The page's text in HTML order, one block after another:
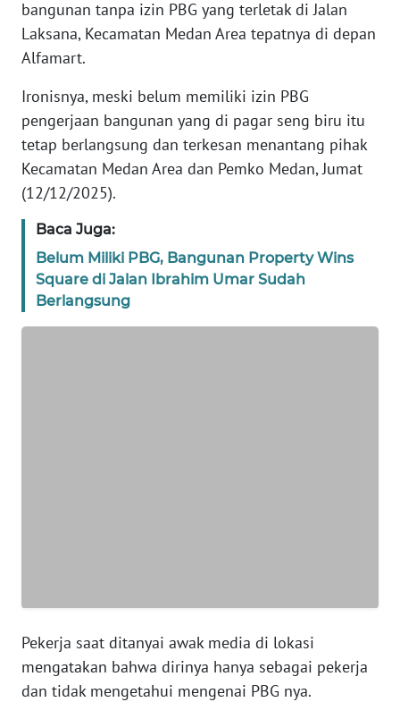
bangunan tanpa izin PBG yang terletak di Jalan
Laksana, Kecamatan Medan Area tepatnya di depan
Alfamart.
Ironisnya, meski belum memiliki izin PBG
pengerjaan bangunan yang di pagar seng biru itu
tetap berlangsung dan terkesan menantang pihak
Kecamatan Medan Area dan Pemko Medan, Jumat
(12/12/2025).
Baca Juga:
Belum Miliki PBG, Bangunan Property Wins
Square di Jalan Ibrahim Umar Sudah
Berlangsung
Pekerja saat ditanyai awak media di lokasi
mengatakan bahwa dirinya hanya sebagai pekerja
dan tidak mengetahui mengenai PBG nya.
KARIR
DISCLAIMER
Wahana
News
Regional
WN
SUMUT
WN
JAKARTA
WN
PAPUA
BARAT